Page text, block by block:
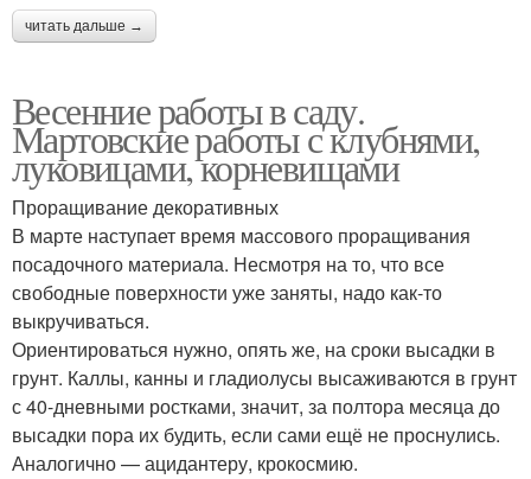
читать дальше →
Весенние работы в саду.
Мартовские работы с клубнями,
луковицами, корневищами
Проращивание декоративных
В марте наступает время массового проращивания
посадочного материала. Несмотря на то, что все
свободные поверхности уже заняты, надо как-то
выкручиваться.
Ориентироваться нужно, опять же, на сроки высадки в
грунт. Каллы, канны и гладиолусы высаживаются в грунт
с 40-дневными ростками, значит, за полтора месяца до
высадки пора их будить, если сами ещё не проснулись.
Аналогично — ацидантеру, крокосмию.